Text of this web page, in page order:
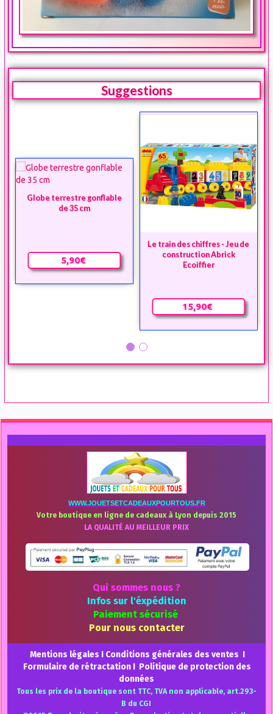
Suggestions
Globe terrestre gonflable
de 35 cm
5,90€
Le train des chiffres - Jeu de
construction Abrick
Ecoiffier
15,90€
WWW.JOUETSETCADEAUXPOURTOUS.FR
Votre boutique en ligne de cadeaux à Lyon depuis 2015
LA QUALITÉ AU MEILLEUR PRIX
Qui sommes nous ?
Infos sur l'éxpédition
Paiement sécurisé
Pour nous contacter
Mentions légales I Conditions générales des ventes I
Formulaire de rétractation I Politique de protection des
données
Tous les prix de la boutique sont TTC, TVA non applicable, art.293-
B du CGI